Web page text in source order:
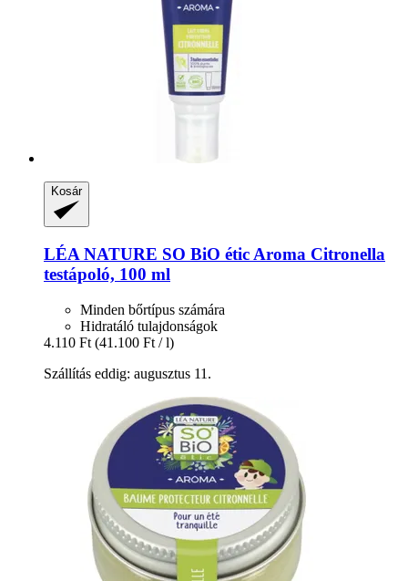
Kosár
LÉA NATURE SO BiO étic Aroma Citronella
testápoló, 100 ml
Minden bőrtípus számára
Hidratáló tulajdonságok
4.110 Ft (41.100 Ft / l)
Szállítás eddig: augusztus 11.